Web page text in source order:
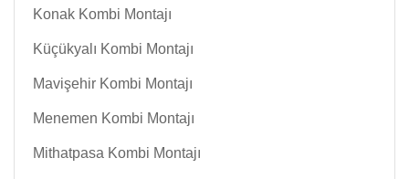
Konak Kombi Montajı
Küçükyalı Kombi Montajı
Mavişehir Kombi Montajı
Menemen Kombi Montajı
Mithatpasa Kombi Montajı